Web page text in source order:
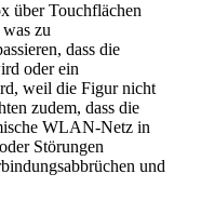
über Touchflächen
zu
dass die
oder ein
weil die Figur nicht
zudem, dass die
WLAN-Netz in
Störungen
und